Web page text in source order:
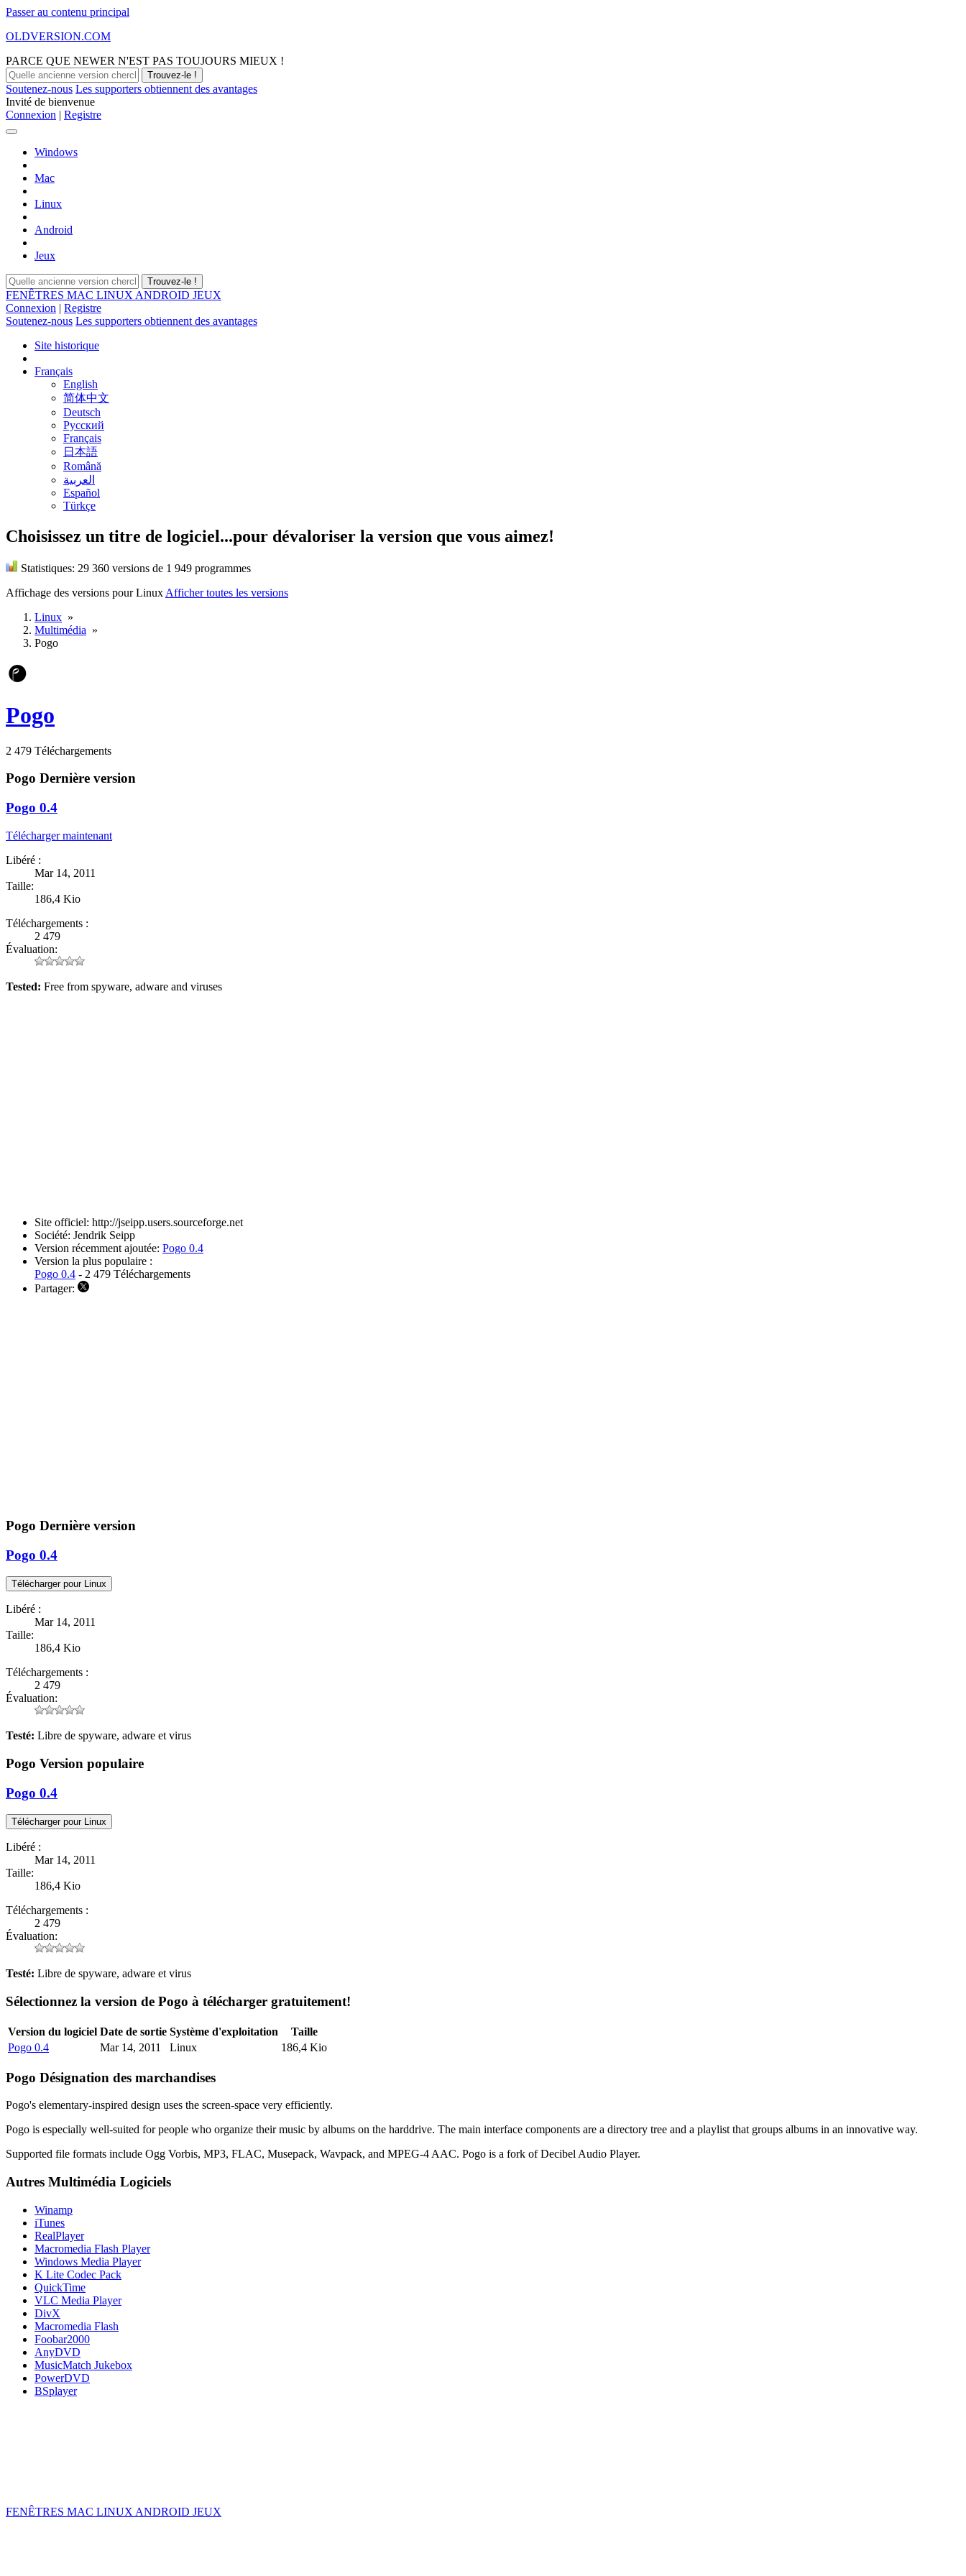
Passer au contenu principal
OLDVERSION.COM
PARCE QUE NEWER N'EST PAS TOUJOURS MIEUX !
Soutenez-nous Les supporters obtiennent des avantages
Invité de bienvenue
Connexion | Registre
Windows
Mac
Linux
Android
Jeux
FENÊTRES MAC LINUX ANDROID JEUX
Connexion | Registre
Soutenez-nous Les supporters obtiennent des avantages
Site historique
Français
English
简体中文
Deutsch
Русский
Français
日本語
Română
العربية
Español
Türkçe
Choisissez un titre de logiciel...pour dévaloriser la version que vous aimez!
Statistiques: 29 360 versions de 1 949 programmes
Affichage des versions pourLinux Afficher toutes les versions
Linux »
Multimédia »
Pogo
Pogo
2 479 Téléchargements
Pogo Dernière version
Pogo 0.4
Télécharger maintenant
Libéré :
Mar 14, 2011
Taille:
186,4 Kio
Téléchargements :
2 479
Évaluation:
Tested: Free from spyware, adware and viruses
Site officiel: http://jseipp.users.sourceforge.net
Société: Jendrik Seipp
Version récemment ajoutée: Pogo 0.4
Version la plus populaire :
Pogo 0.4 - 2 479 Téléchargements
Partager:
Pogo Dernière version
Pogo 0.4
Libéré :
Mar 14, 2011
Taille:
186,4 Kio
Téléchargements :
2 479
Évaluation:
Testé: Libre de spyware, adware et virus
Pogo Version populaire
Pogo 0.4
Libéré :
Mar 14, 2011
Taille:
186,4 Kio
Téléchargements :
2 479
Évaluation:
Testé: Libre de spyware, adware et virus
Sélectionnez la version de Pogo à télécharger gratuitement!
Version du logiciel Date de sortie Système d'exploitation
Taille
Pogo 0.4
Mar 14, 2011 Linux 186,4 Kio
Pogo Désignation des marchandises
Pogo's elementary-inspired design uses the screen-space very efficiently.
Pogo is especially well-suited for people who organize their music by albums on the harddrive. The main interface components are a directory tree and a playlist that groups albums in an innovative way.
Supported file formats include Ogg Vorbis, MP3, FLAC, Musepack, Wavpack, and MPEG-4 AAC. Pogo is a fork of Decibel Audio Player.
Autres Multimédia Logiciels
Winamp
iTunes
RealPlayer
Macromedia Flash Player
Windows Media Player
K Lite Codec Pack
QuickTime
VLC Media Player
DivX
Macromedia Flash
Foobar2000
AnyDVD
MusicMatch Jukebox
PowerDVD
BSplayer
FENÊTRES MAC LINUX ANDROID JEUX